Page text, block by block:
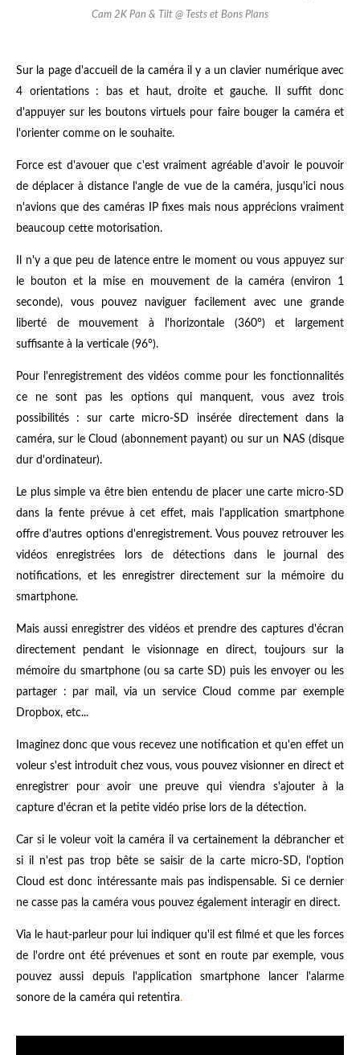
Cam 2K Pan & Tilt @ Tests et Bons Plans
Sur la page d'accueil de la caméra il y a un clavier numérique avec
4 orientations : bas et haut, droite et gauche. Il suffit donc
d'appuyer sur les boutons virtuels pour faire bouger la caméra et
l'orienter comme on le souhaite.
Force est d'avouer que c'est vraiment agréable d'avoir le pouvoir
de déplacer à distance l'angle de vue de la caméra, jusqu'ici nous
n'avions que des caméras IP fixes mais nous apprécions vraiment
beaucoup cette motorisation.
Il n'y a que peu de latence entre le moment ou vous appuyez sur
le bouton et la mise en mouvement de la caméra (environ 1
seconde), vous pouvez naviguer facilement avec une grande
liberté de mouvement à l'horizontale (360°) et largement
suffisante à la verticale (96°).
Pour l'enregistrement des vidéos comme pour les fonctionnalités
ce ne sont pas les options qui manquent, vous avez trois
possibilités : sur carte micro-SD insérée directement dans la
caméra, sur le Cloud (abonnement payant) ou sur un NAS (disque
dur d'ordinateur).
Le plus simple va être bien entendu de placer une carte micro-SD
dans la fente prévue à cet effet, mais l'application smartphone
offre d'autres options d'enregistrement. Vous pouvez retrouver les
vidéos enregistrées lors de détections dans le journal des
notifications, et les enregistrer directement sur la mémoire du
smartphone.
Mais aussi enregistrer des vidéos et prendre des captures d'écran
directement pendant le visionnage en direct, toujours sur la
mémoire du smartphone (ou sa carte SD) puis les envoyer ou les
partager : par mail, via un service Cloud comme par exemple
Dropbox, etc...
Imaginez donc que vous recevez une notification et qu'en effet un
voleur s'est introduit chez vous, vous pouvez visionner en direct et
enregistrer pour avoir une preuve qui viendra s'ajouter à la
capture d'écran et la petite vidéo prise lors de la détection.
Car si le voleur voit la caméra il va certainement la débrancher et
si il n'est pas trop bête se saisir de la carte micro-SD, l'option
Cloud est donc intéressante mais pas indispensable. Si ce dernier
ne casse pas la caméra vous pouvez également interagir en direct.
Via le haut-parleur pour lui indiquer qu'il est filmé et que les forces
de l'ordre ont été prévenues et sont en route par exemple, vous
pouvez aussi depuis l'application smartphone lancer l'alarme
sonore de la caméra qui retentira.